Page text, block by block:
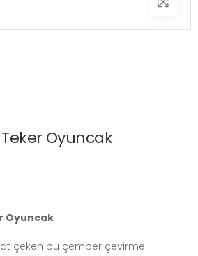
Oyuncak
Oyuncak
çeken bu çember çevirme